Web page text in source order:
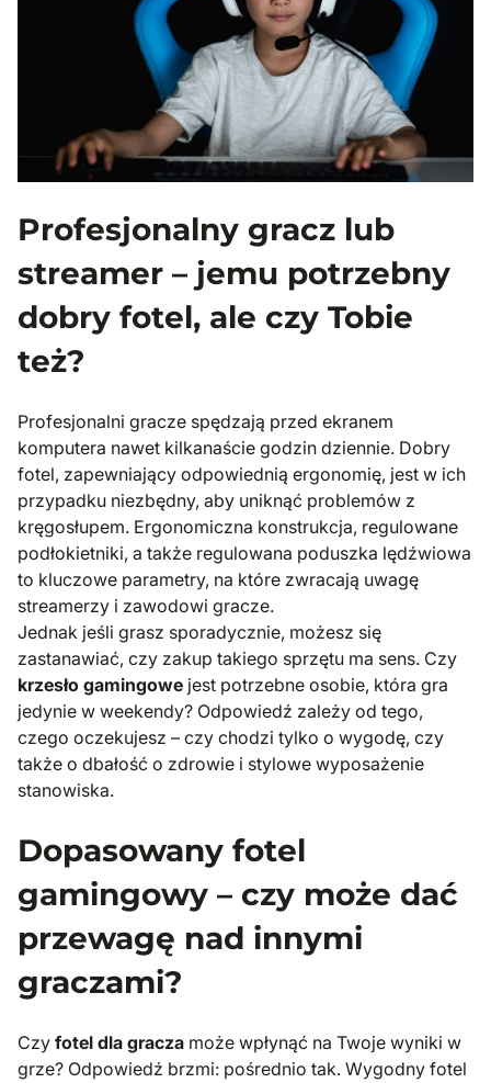
Profesjonalny gracz lub
streamer – jemu potrzebny
dobry fotel, ale czy Tobie
też?
Profesjonalni gracze spędzają przed ekranem
komputera nawet kilkanaście godzin dziennie. Dobry
fotel, zapewniający odpowiednią ergonomię, jest w ich
przypadku niezbędny, aby uniknąć problemów z
kręgosłupem. Ergonomiczna konstrukcja, regulowane
podłokietniki, a także regulowana poduszka lędźwiowa
to kluczowe parametry, na które zwracają uwagę
streamerzy i zawodowi gracze.
Jednak jeśli grasz sporadycznie, możesz się
zastanawiać, czy zakup takiego sprzętu ma sens. Czy
krzesło gamingowe jest potrzebne osobie, która gra
jedynie w weekendy? Odpowiedź zależy od tego,
czego oczekujesz – czy chodzi tylko o wygodę, czy
także o dbałość o zdrowie i stylowe wyposażenie
stanowiska.
Dopasowany fotel
gamingowy – czy może dać
przewagę nad innymi
graczami?
Czy fotel dla gracza może wpłynąć na Twoje wyniki w
grze? Odpowiedź brzmi: pośrednio tak. Wygodny fotel